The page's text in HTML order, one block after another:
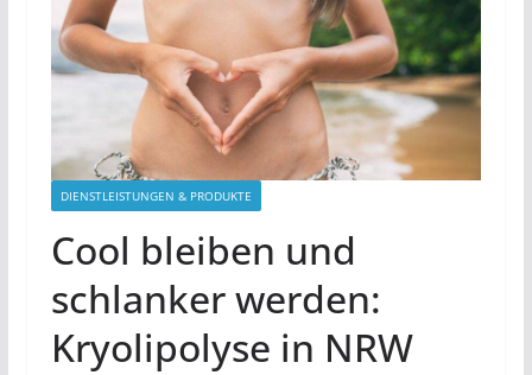
DIENSTLEISTUNGEN & PRODUKTE
Cool bleiben und
schlanker werden:
Kryolipolyse in NRW